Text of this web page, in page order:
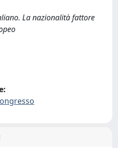
La nazionalità fattore